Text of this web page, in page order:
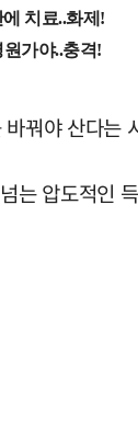
꿔야 산다는
는 압도적인